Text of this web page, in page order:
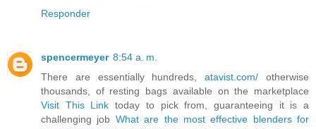
Responder
spencermeyer 8:54 a. m.
There are essentially hundreds,atavist.com/ otherwise
thousands, of resting bags available on the marketplace
Visit This Link today to pick from, guaranteeing it is a
challenging job What are the most effective blenders for